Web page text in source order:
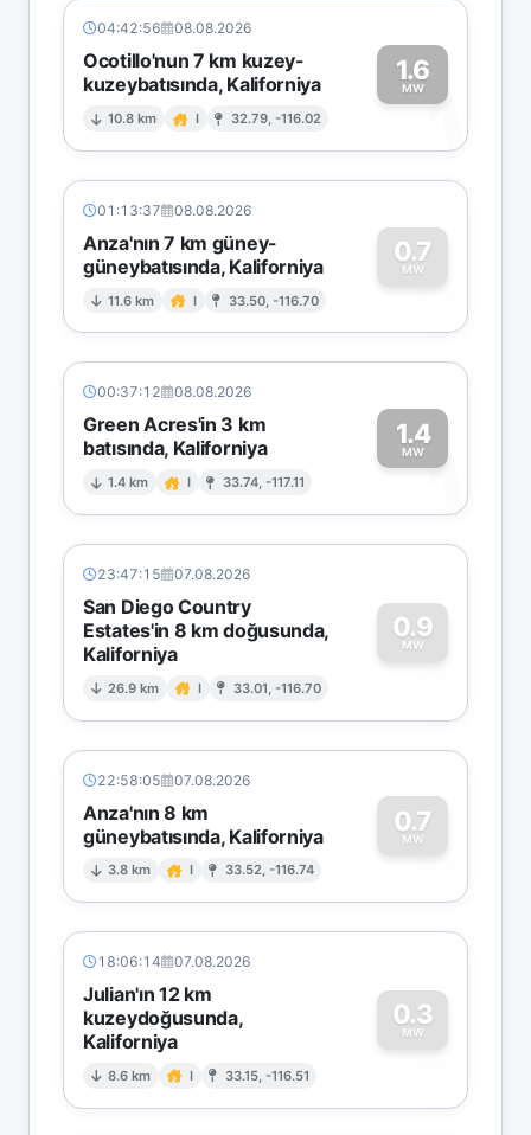
04:42:56 08.08.2026
Ocotillo'nun 7 km kuzey-
kuzeybatısında, Kaliforniya
10.8 km I 32.79, -116.02
1.6
MW1
01:13:37 08.08.2026
Anza'nın 7 km güney-
güneybatısında, Kaliforniya
11.6 km I 33.50, -116.70
0.7
MW
0
00:37:12 08.08.2026
Green Acres'in 3 km
batısında, Kaliforniya
1.4 km I 33.74, -117.11
1.4
MW1
23:47:15 07.08.2026
San Diego Country
Estates'in 8 km doğusunda,
Kaliforniya
26.9 km I 33.01, -116.70
0.9
MW
0
22:58:05 07.08.2026
Anza'nın 8 km
güneybatısında, Kaliforniya
3.8 km I 33.52, -116.74
0.7
MW
0
18:06:14 07.08.2026
Julian'ın 12 km
kuzeydoğusunda,
Kaliforniya
8.6 km I 33.15, -116.51
0.3
MW
0